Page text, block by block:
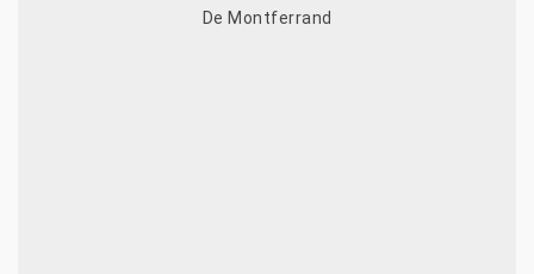
De Montferrand